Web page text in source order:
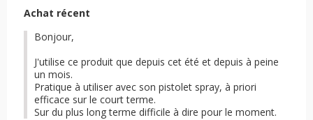
Achat récent
Bonjour,
J'utilise ce produit que depuis cet été et depuis à peine
un mois.
Pratique à utiliser avec son pistolet spray, à priori
efficace sur le court terme.
Sur du plus long terme difficile à dire pour le moment.